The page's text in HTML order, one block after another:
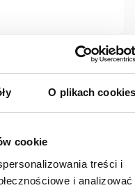
O plikach
cookie
treści i
i analizować